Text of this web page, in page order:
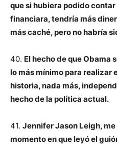
que si hubiera podido
financiara, tendría más
más caché, pero no habría
40. El hecho de que Obama
lo más mínimo para realizar
historia, nada más,
hecho de la política actual.
41. Jennifer Jason Leigh,
momento en que leyó el